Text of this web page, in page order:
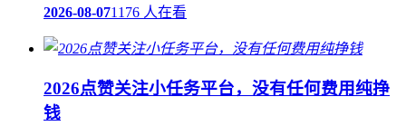
2026-08-071176 人在看
2026点赞关注小任务平台，没有任何费用纯挣
钱